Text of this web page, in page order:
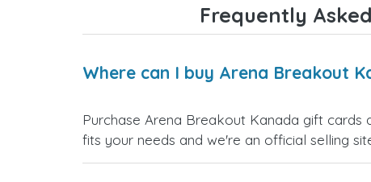
Frequently
Where can I buy Arena Breakout
Purchase Arena Breakout Kanada gift
fits your needs and we're an official selling